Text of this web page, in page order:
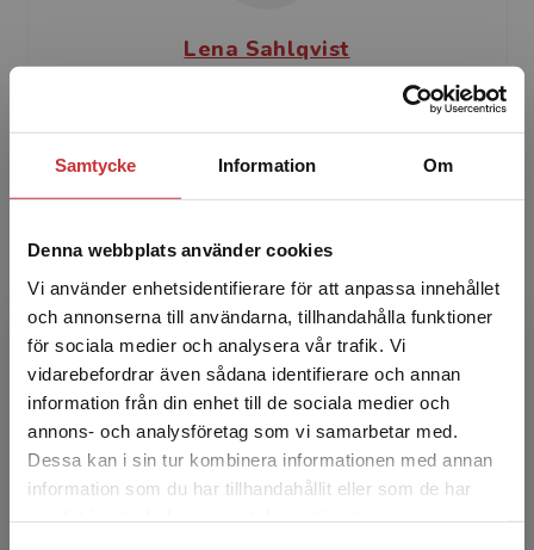
Samtycke Information Om
Denna webbplats använder cookies
Vi använder enhetsidentifierare för att anpassa innehållet
och annonserna till användarna, tillhandahålla funktioner
för sociala medier och analysera vår trafik. Vi
vidarebefordrar även sådana identifierare och annan
information från din enhet till de sociala medier och
annons- och analysföretag som vi samarbetar med.
Dessa kan i sin tur kombinera informationen med annan
information som du har tillhandahållit eller som de har
Begränsad fraktregion
Det verkar som att du besöker
studentlitteratur.se via en enhet utanför Sverige.
Lena Sahlqvist
Lena Sahlqvist är leg.sjuksköterska, MPh senior
konsult och arbetar med patientsäkerhets- och
kvalitetsutvecklingsfrågor. Hon har arbetat
med patie...
Karin Pukk Härenstam
Karin ”Kiku” Pukk Härenstam är leg. läkare, PhD
och docent i hälso- och sjukvårdsorganisation